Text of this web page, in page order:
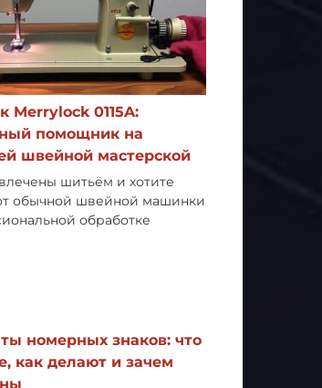
Merrylock 0115A:
помощник на
швейной мастерской
шитьём и хотите
обычной швейной машинки
обработке
номерных знаков: что
как делают и зачем